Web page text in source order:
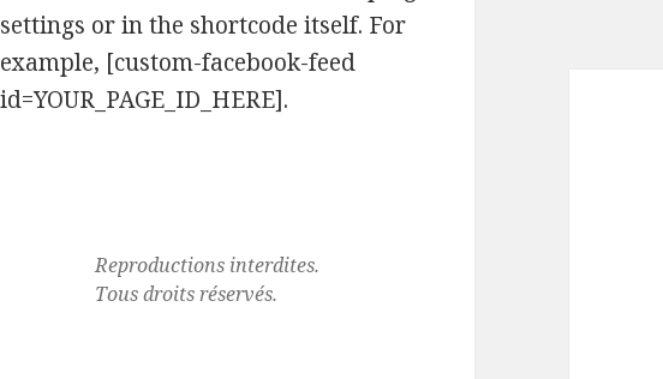
settings or in the shortcode itself. For
example, [custom-facebook-feed
id=YOUR_PAGE_ID_HERE].
Reproductions interdites.
Tous droits réservés.